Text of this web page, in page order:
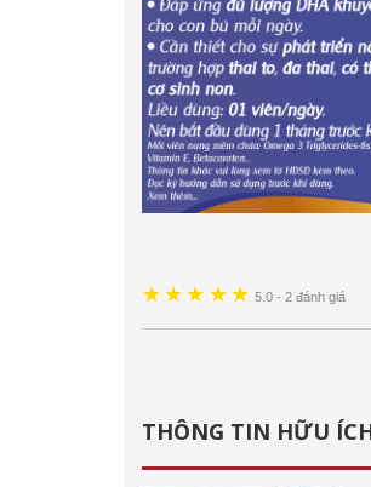
★★★ ★★ 5.0 -2 đánh giá
THÔNG TIN HỮU